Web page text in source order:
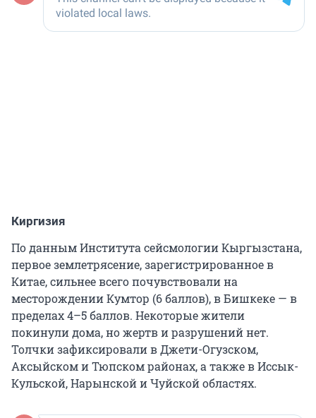
Киргизия
По данным Института сейсмологии Кыргызстана,
первое землетрясение, зарегистрированное в
Китае, сильнее всего почувствовали на
месторождении Кумтор (6 баллов), в Бишкеке — в
пределах 4–5 баллов. Некоторые жители
покинули дома, но жертв и разрушений нет.
Толчки зафиксировали в Джети-Огузском,
Аксыйском и Тюпском районах, а также в Иссык-
Кульской, Нарынской и Чуйской областях.